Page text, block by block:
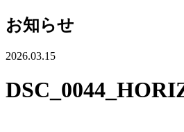
お知らせ
2026.03.15